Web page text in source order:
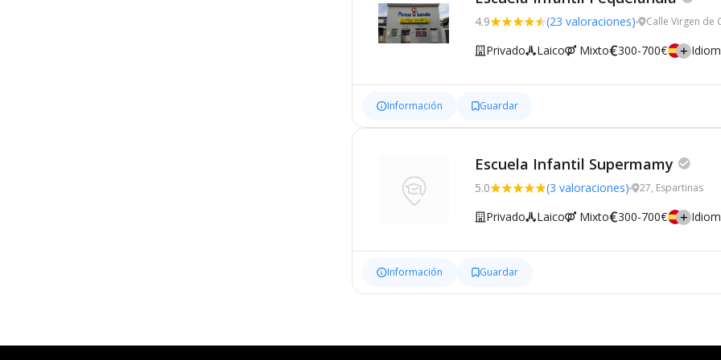
4.9 (23 valoraciones) Calle Virgen de
Privado Laico Mixto 300-700€
Información Guardar
Escuela Infantil Supermamy
5.0 (3 valoraciones) 27, Espartinas
Privado Laico Mixto 300-700€
Información Guardar